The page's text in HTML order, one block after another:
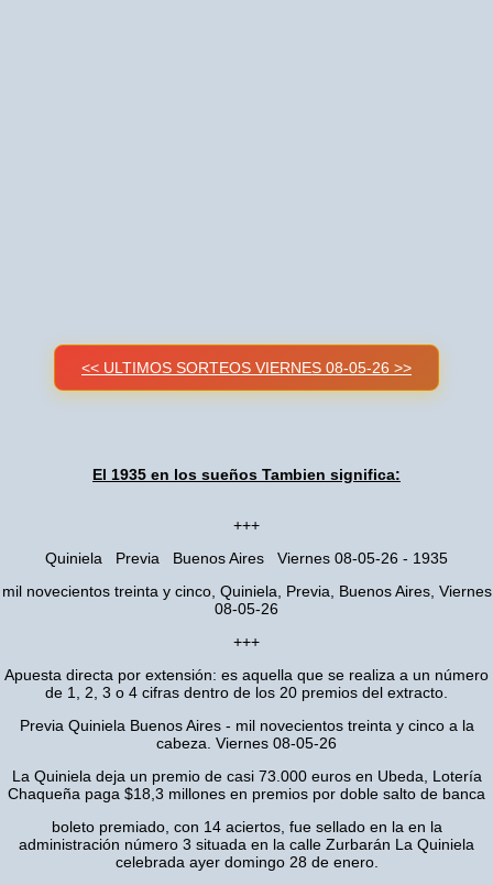
<< ULTIMOS SORTEOS VIERNES 08-05-26 >>
El 1935 en los sueños Tambien significa:
+++
Quiniela Previa Buenos Aires Viernes 08-05-26 - 1935
mil novecientos treinta y cinco, Quiniela, Previa, Buenos Aires, Viernes
08-05-26
+++
Apuesta directa por extensión: es aquella que se realiza a un número
de 1, 2, 3 o 4 cifras dentro de los 20 premios del extracto.
Previa Quiniela Buenos Aires - mil novecientos treinta y cinco a la
cabeza. Viernes 08-05-26
La Quiniela deja un premio de casi 73.000 euros en Ubeda, Lotería
Chaqueña paga $18,3 millones en premios por doble salto de banca
boleto premiado, con 14 aciertos, fue sellado en la en la
administración número 3 situada en la calle Zurbarán La Quiniela
celebrada ayer domingo 28 de enero.